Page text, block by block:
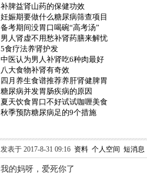
补脾益肾山药的保健功效
妊娠期要做什么糖尿病筛查项目
备考期间没胃口喝碗“高考汤”
男人肾虚不用愁补肾药膳来解忧
5食疗法养肾护发
中医认为男人补肾吃6种肉最好
八大食物补肾有奇效
四月养生食谱推荐养肝肾健脾胃
糖尿病并发胃肠疾病的原因
夏天饮食胃口不好试试咖喱美食
秋季预防糖尿病足的9个措施
发表于 2017-8-31 09:16 资料 个人空间 短消息
我的妈呀，爱死你了